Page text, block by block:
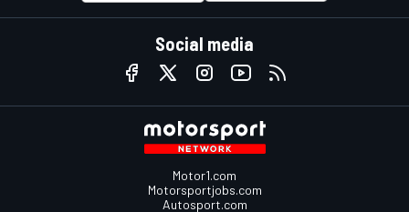
Social media
Motor1.com
Motorsportjobs.com
Autosport.com